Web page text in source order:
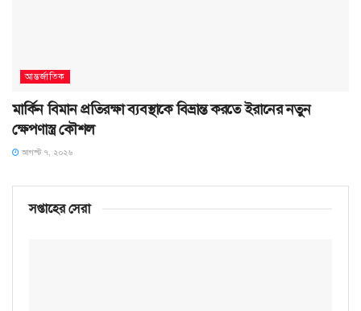
আন্তর্জাতিক
মার্কিন বিমান প্রতিরক্ষা ব্যবস্থাকে বিভ্রান্ত করতে ইরানের নতুন
ক্ষেপণাস্ত্র কৌশল
আগস্ট ৭, ২০২৬
সপ্তাহের সেরা